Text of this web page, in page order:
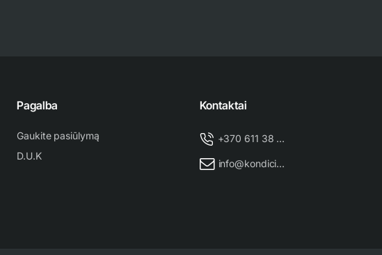
Pagalba
Gaukite pasiūlymą
D.U.K
Kontaktai
+370 611 38 500
info@kondicionieriu-meistras.lt